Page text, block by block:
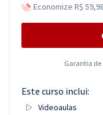
Economize R$
Garantia de
Este curso inclui:
Videoaulas